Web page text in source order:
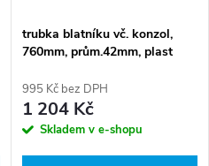
trubka blatníku vč. konzol,
760mm, prům.42mm, plast
995 Kč bez DPH
1 204 Kč
Skladem v e-shopu